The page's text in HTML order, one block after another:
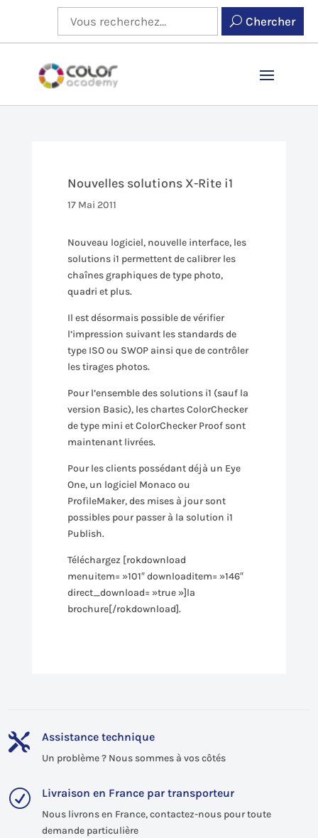
Chercher
Nouvelles solutions X-Rite i1
17 Mai 2011
Nouveau logiciel, nouvelle interface, les
solutions i1 permettent de calibrer les
chaînes graphiques de type photo,
quadri et plus.
Il est désormais possible de vérifier
l’impression suivant les standards de
type ISO ou SWOP ainsi que de contrôler
les tirages photos.
Pour l’ensemble des solutions i1 (sauf la
version Basic), les chartes ColorChecker
de type mini et ColorChecker Proof sont
maintenant livrées.
Pour les clients possédant déjà un Eye
One, un logiciel Monaco ou
ProfileMaker, des mises à jour sont
possibles pour passer à la solution i1
Publish.
Téléchargez [rokdownload
menuitem= »101″ downloaditem= »146″
direct_download= »true »]la
brochure[/rokdownload].
 Assistance technique
Un problème ? Nous sommes à vos côtés
R Livraison en France par transporteur
Nous livrons en France, contactez-nous pour toute
demande particulière